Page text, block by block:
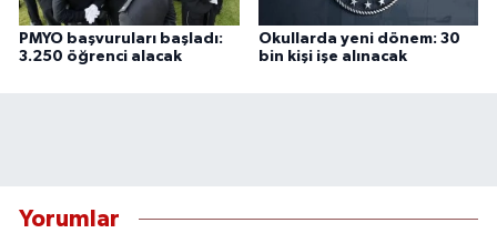
PMYO başvuruları başladı:
3.250 öğrenci alacak
Okullarda yeni dönem: 30
bin kişi işe alınacak
Yorumlar